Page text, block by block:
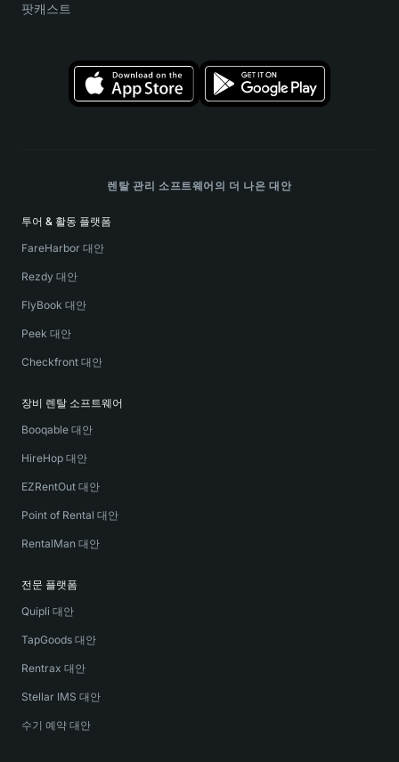
팟캐스트
렌탈 관리 소프트웨어의 더 나은 대안
투어 & 활동 플랫폼
FareHarbor 대안
Rezdy 대안
FlyBook 대안
Peek 대안
Checkfront 대안
장비 렌탈 소프트웨어
Booqable 대안
HireHop 대안
EZRentOut 대안
Point of Rental 대안
RentalMan 대안
전문 플랫폼
Quipli 대안
TapGoods 대안
Rentrax 대안
Stellar IMS 대안
수기 예약 대안